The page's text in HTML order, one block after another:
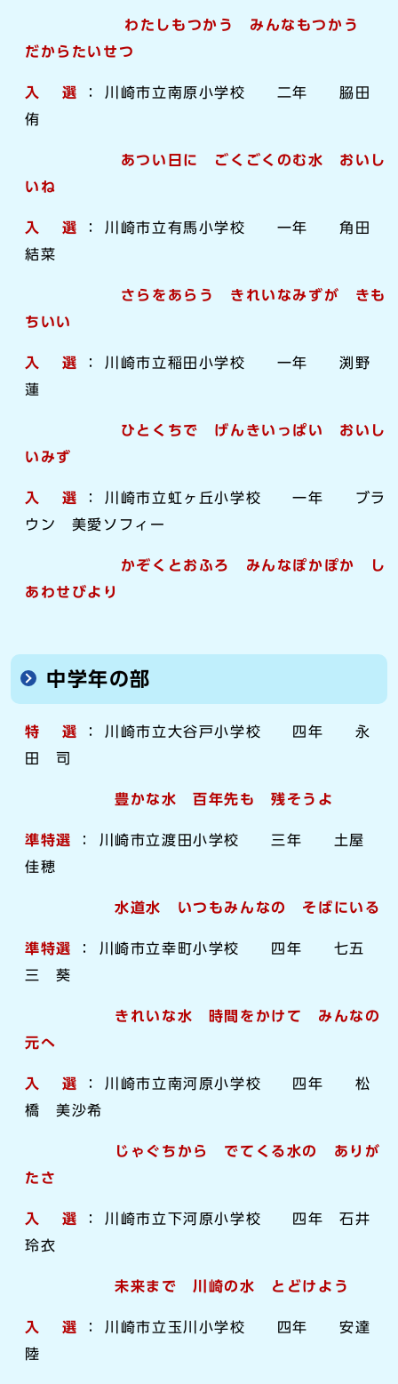
わたしもつかう みんなもつかう
だからたいせつ
入 選
： 川崎市立南原小学校 二年 𦚰田
侑
あつい日に ごくごくのむ水 おいし
いね
入 選 ： 川崎市立有馬小学校 一年 ⻆田
結菜
さらをあらう きれいなみずが きも
ちいい
入 選 ： 川崎市立稲田小学校 一年 渕野
蓮
ひとくちで げんきいっぱい おいし
いみず
入 選 ： 川崎市立虹ヶ丘小学校 一年 ブラ
ウン 美愛ソフィー
かぞくとおふろ みんなぽかぽか し
あわせびより
中学年の部
特 選
： 川崎市立大谷戸小学校 四年 永
田 司
豊かな水 百年先も 残そうよ
準特選
： 川崎市立渡田小学校 三年 土屋
佳穂
水道水 いつもみんなの そばにいる
準特選
： 川崎市立幸町小学校 四年 七五
三 葵
きれいな水 時間をかけて みんなの
元へ
入 選 ： 川崎市立南河原小学校 四年 松
橋 美沙希
じゃぐちから でてくる水の ありが
たさ
入 選 ： 川崎市立下河原小学校 四年 石井
玲衣
未来まで 川崎の水 とどけよう
入 選 ： 川崎市立玉川小学校 四年 安達
陸